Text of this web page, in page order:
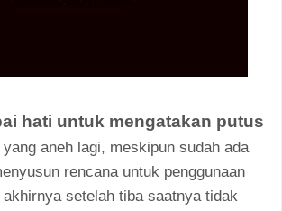
hati untuk mengatakan putus
aneh lagi, meskipun sudah ada
rencana untuk penggunaan
setelah tiba saatnya tidak